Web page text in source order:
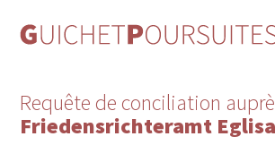
Requête de conciliation
Friedensrichteramt